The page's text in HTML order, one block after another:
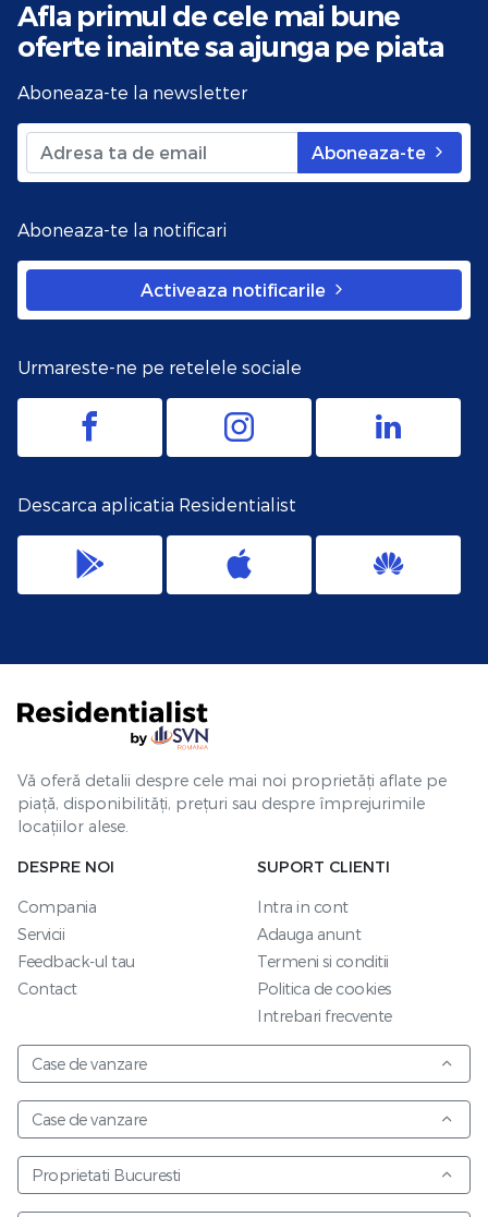
Afla primul de cele mai bune
oferte inainte sa ajunga pe piata
Aboneaza-te la newsletter
Aboneaza-te
Aboneaza-te la notificari
Activeaza notificarile
Urmareste-ne pe retelele sociale
Descarca aplicatia Residentialist
Vă oferă detalii despre cele mai noi proprietăți aflate pe
piață, disponibilități, prețuri sau despre împrejurimile
locațiilor alese.
DESPRE NOI
Compania
Servicii
Feedback-ul tau
Contact
SUPORT CLIENTI
Intra in cont
Adauga anunt
Termeni si conditii
Politica de cookies
Intrebari frecvente
Case de vanzare
Case de vanzare
Proprietati Bucuresti